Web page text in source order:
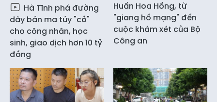
Hà Tĩnh phá đường
dây bán ma túy "cỏ"
cho công nhân, học
sinh, giao dịch hơn 10 tỷ
đồng
Huấn Hoa Hồng, từ
"giang hồ mạng" đến
cuộc khám xét của Bộ
Công an